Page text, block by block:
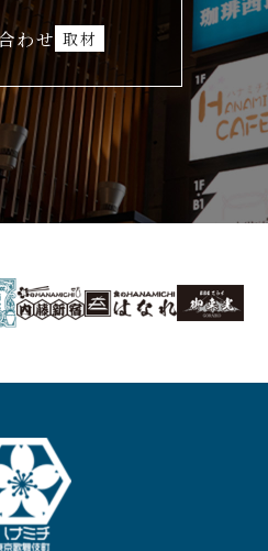
わせ 取材